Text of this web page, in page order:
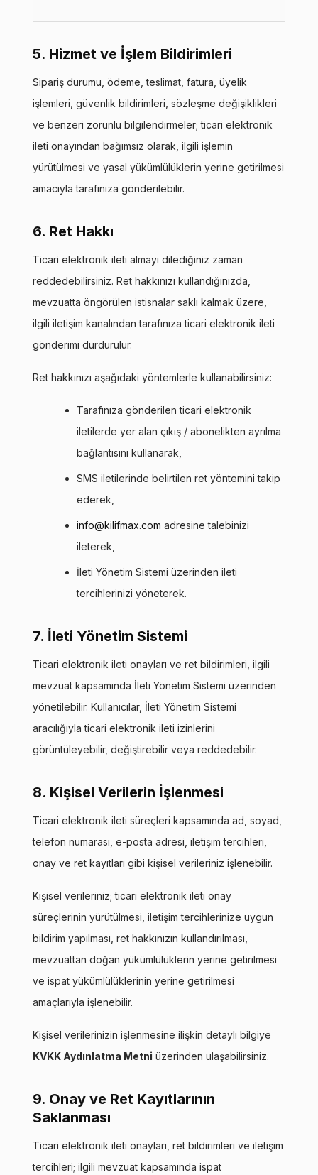
5. Hizmet ve İşlem Bildirimleri
Sipariş durumu, ödeme, teslimat, fatura, üyelik
işlemleri, güvenlik bildirimleri, sözleşme değişiklikleri
ve benzeri zorunlu bilgilendirmeler; ticari elektronik
ileti onayından bağımsız olarak, ilgili işlemin
yürütülmesi ve yasal yükümlülüklerin yerine getirilmesi
amacıyla tarafınıza gönderilebilir.
6. Ret Hakkı
Ticari elektronik ileti almayı dilediğiniz zaman
reddedebilirsiniz. Ret hakkınızı kullandığınızda,
mevzuatta öngörülen istisnalar saklı kalmak üzere,
ilgili iletişim kanalından tarafınıza ticari elektronik ileti
gönderimi durdurulur.
Ret hakkınızı aşağıdaki yöntemlerle kullanabilirsiniz:
Tarafınıza gönderilen ticari elektronik
iletilerde yer alan çıkış / abonelikten ayrılma
bağlantısını kullanarak,
SMS iletilerinde belirtilen ret yöntemini takip
ederek,
info@kilifmax.com adresine talebinizi
ileterek,
İleti Yönetim Sistemi üzerinden ileti
tercihlerinizi yöneterek.
7. İleti Yönetim Sistemi
Ticari elektronik ileti onayları ve ret bildirimleri, ilgili
mevzuat kapsamında İleti Yönetim Sistemi üzerinden
yönetilebilir. Kullanıcılar, İleti Yönetim Sistemi
aracılığıyla ticari elektronik ileti izinlerini
görüntüleyebilir, değiştirebilir veya reddedebilir.
8. Kişisel Verilerin İşlenmesi
Ticari elektronik ileti süreçleri kapsamında ad, soyad,
telefon numarası, e-posta adresi, iletişim tercihleri,
onay ve ret kayıtları gibi kişisel verileriniz işlenebilir.
Kişisel verileriniz; ticari elektronik ileti onay
süreçlerinin yürütülmesi, iletişim tercihlerinize uygun
bildirim yapılması, ret hakkınızın kullandırılması,
mevzuattan doğan yükümlülüklerin yerine getirilmesi
ve ispat yükümlülüklerinin yerine getirilmesi
amaçlarıyla işlenebilir.
Kişisel verilerinizin işlenmesine ilişkin detaylı bilgiye
KVKK Aydınlatma Metni üzerinden ulaşabilirsiniz.
9. Onay ve Ret Kayıtlarının
Saklanması
Ticari elektronik ileti onayları, ret bildirimleri ve iletişim
tercihleri; ilgili mevzuat kapsamında ispat